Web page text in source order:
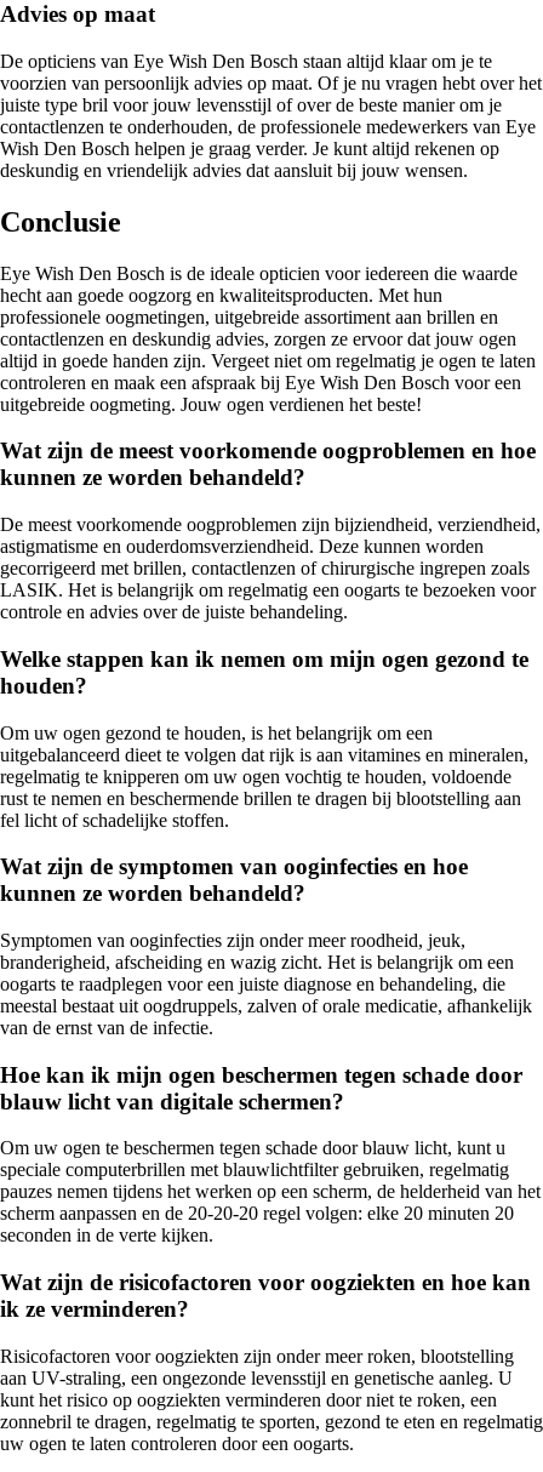
Advies op maat
De opticiens van Eye Wish Den Bosch staan altijd klaar om je te
voorzien van persoonlijk advies op maat. Of je nu vragen hebt over het
juiste type bril voor jouw levensstijl of over de beste manier om je
contactlenzen te onderhouden, de professionele medewerkers van Eye
Wish Den Bosch helpen je graag verder. Je kunt altijd rekenen op
deskundig en vriendelijk advies dat aansluit bij jouw wensen.
Conclusie
Eye Wish Den Bosch is de ideale opticien voor iedereen die waarde
hecht aan goede oogzorg en kwaliteitsproducten. Met hun
professionele oogmetingen, uitgebreide assortiment aan brillen en
contactlenzen en deskundig advies, zorgen ze ervoor dat jouw ogen
altijd in goede handen zijn. Vergeet niet om regelmatig je ogen te laten
controleren en maak een afspraak bij Eye Wish Den Bosch voor een
uitgebreide oogmeting. Jouw ogen verdienen het beste!
Wat zijn de meest voorkomende oogproblemen en hoe
kunnen ze worden behandeld?
De meest voorkomende oogproblemen zijn bijziendheid, verziendheid,
astigmatisme en ouderdomsverziendheid. Deze kunnen worden
gecorrigeerd met brillen, contactlenzen of chirurgische ingrepen zoals
LASIK. Het is belangrijk om regelmatig een oogarts te bezoeken voor
controle en advies over de juiste behandeling.
Welke stappen kan ik nemen om mijn ogen gezond te
houden?
Om uw ogen gezond te houden, is het belangrijk om een
uitgebalanceerd dieet te volgen dat rijk is aan vitamines en mineralen,
regelmatig te knipperen om uw ogen vochtig te houden, voldoende
rust te nemen en beschermende brillen te dragen bij blootstelling aan
fel licht of schadelijke stoffen.
Wat zijn de symptomen van ooginfecties en hoe
kunnen ze worden behandeld?
Symptomen van ooginfecties zijn onder meer roodheid, jeuk,
branderigheid, afscheiding en wazig zicht. Het is belangrijk om een
oogarts te raadplegen voor een juiste diagnose en behandeling, die
meestal bestaat uit oogdruppels, zalven of orale medicatie, afhankelijk
van de ernst van de infectie.
Hoe kan ik mijn ogen beschermen tegen schade door
blauw licht van digitale schermen?
Om uw ogen te beschermen tegen schade door blauw licht, kunt u
speciale computerbrillen met blauwlichtfilter gebruiken, regelmatig
pauzes nemen tijdens het werken op een scherm, de helderheid van het
scherm aanpassen en de 20-20-20 regel volgen: elke 20 minuten 20
seconden in de verte kijken.
Wat zijn de risicofactoren voor oogziekten en hoe kan
ik ze verminderen?
Risicofactoren voor oogziekten zijn onder meer roken, blootstelling
aan UV-straling, een ongezonde levensstijl en genetische aanleg. U
kunt het risico op oogziekten verminderen door niet te roken, een
zonnebril te dragen, regelmatig te sporten, gezond te eten en regelmatig
uw ogen te laten controleren door een oogarts.